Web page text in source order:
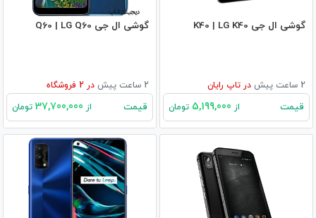
گوشی ال جی K40 | LG K40
2 ساعت پیش در تاپ رایان
قیمت از تومان
گوشی ال جی Q60 | LG Q60
2 ساعت پیش در فروشگاه
قیمت از تومان